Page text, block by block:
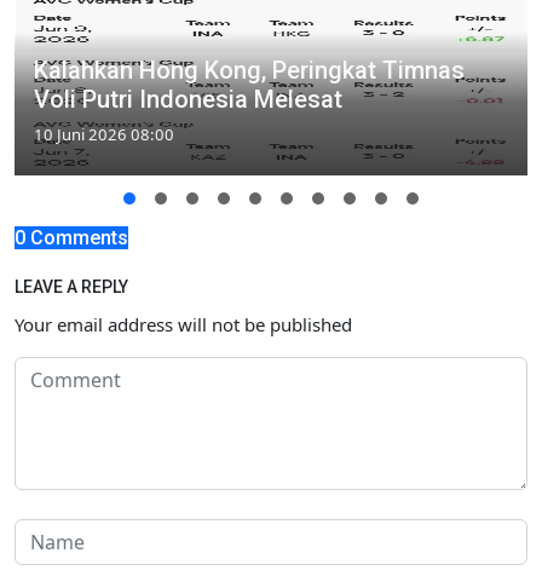
Kalahkan Hong Kong, Peringkat Timnas
Voli Putri Indonesia Melesat
10 Juni 2026 08:00
0 Comments
LEAVE A REPLY
Your email address will not be published